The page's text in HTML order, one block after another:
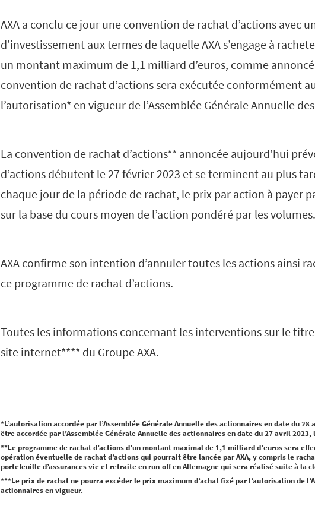
AXA a conclu ce jour une convention de rachat d’actions avec
d’investissement aux termes de laquelle AXA s’engage à
un montant maximum de 1,1 milliard d’euros, comme
convention de rachat d’actions sera exécutée conformément
l’autorisation* en vigueur de l’Assemblée Générale Annuelle
La convention de rachat d’actions** annoncée aujourd’hui
d’actions débutent le 27 février 2023 et se terminent au plus
chaque jour de la période de rachat, le prix par action à payer
sur la base du cours moyen de l’action pondéré par les volumes.
AXA confirme son intention d’annuler toutes les actions ainsi
ce programme de rachat d’actions.
Toutes les informations concernant les interventions sur le titre
site internet**** du Groupe AXA.
*L’autorisation accordée par l’Assemblée Générale Annuelle des actionnaires en date du
être accordée par l’Assemblée Générale Annuelle des actionnaires en date du 27 avril 2023,
**Le programme de rachat d’actions d’un montant maximal de 1,1 milliard d’euros sera
opération éventuelle de rachat d’actions qui pourrait être lancée par AXA, y compris le
portefeuille d’assurances vie et retraite en run-off en Allemagne qui sera réalisé suite à la
***Le prix de rachat ne pourra excéder le prix maximum d’achat fixé par l’autorisation de
actionnaires en vigueur.